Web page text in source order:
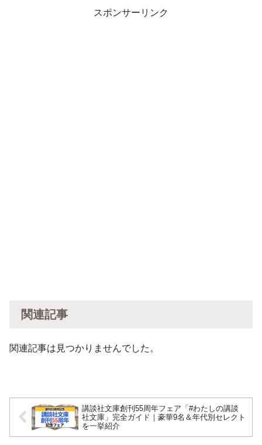
スポンサーリンク
関連記事
関連記事は見つかりませんでした。
講談社文庫創刊55周年フェア「#わたしの講談
社文庫」完全ガイド｜豪華9名＆年代別セレクト
を一挙紹介